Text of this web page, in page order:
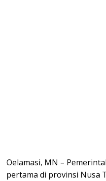
Oelamasi, MN –
pertama di provinsi Nusa